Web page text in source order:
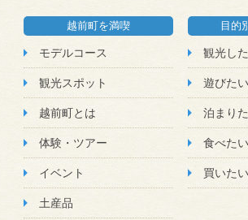
越前町を満喫
モデルコース
観光スポット
越前町とは
体験・ツアー
イベント
土産品
目的
観光し
遊びたい
泊まり
食べたい
買いたい